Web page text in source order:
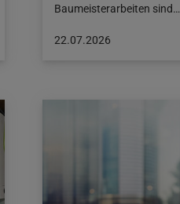
Baumeisterarbeiten sind…
Beitrag
22.07.2026